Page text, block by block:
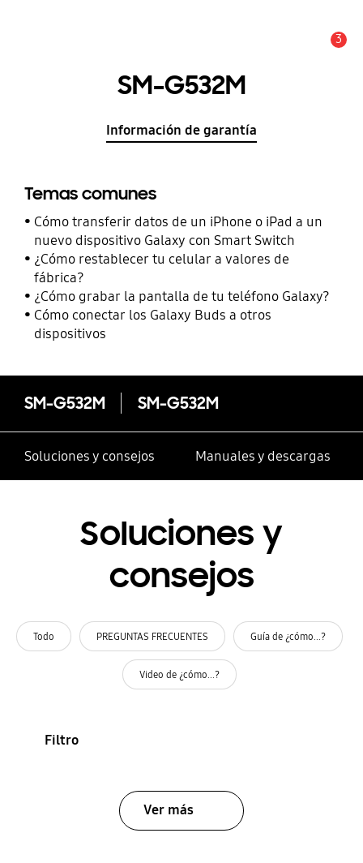
3
SM-G532M
Información de garantía
Temas comunes
Cómo transferir datos de un iPhone o iPad a un
nuevo dispositivo Galaxy con Smart Switch
¿Cómo restablecer tu celular a valores de
fábrica?
¿Cómo grabar la pantalla de tu teléfono Galaxy?
Cómo conectar los Galaxy Buds a otros
dispositivos
SM-G532M SM-G532M
Soluciones y consejos Manuales y descargas
Soluciones y
consejos
Todo PREGUNTAS FRECUENTES Guía de ¿cómo...?
Video de ¿cómo...?
Filtro
Ver más